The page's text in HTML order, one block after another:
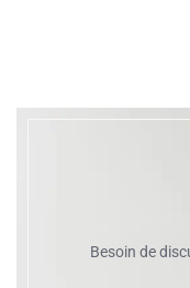
Besoin de